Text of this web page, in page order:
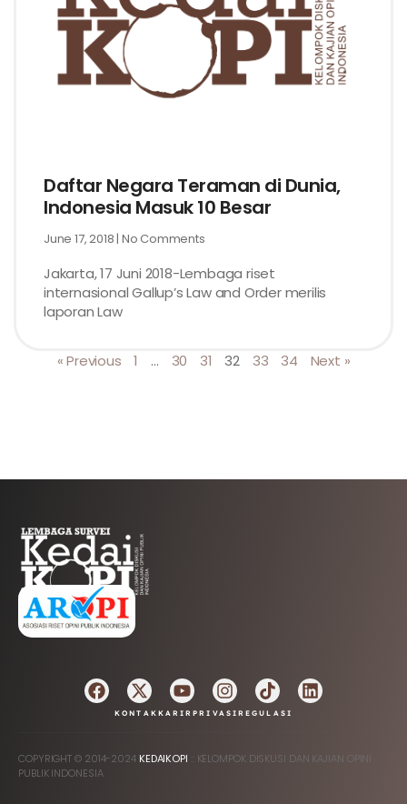
Daftar Negara Teraman di Dunia,
Indonesia Masuk 10 Besar
June 17, 2018 No Comments
Jakarta, 17 Juni 2018-Lembaga riset
internasional Gallup’s Law and Order merilis
laporan Law
« Previous 1 … 30 31 32 33 34 Next »
AFILIASI
KONTAK KARIRPRIVASI REGULASI
COPYRIGHT © 2014-2024 KEDAIKOPI :: KELOMPOK DISKUSI DAN KAJIAN OPINI
PUBLIK INDONESIA